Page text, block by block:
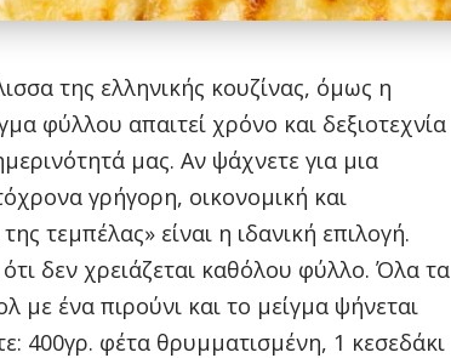
της ελληνικής κουζίνας, όμως η
φύλλου απαιτεί χρόνο και δεξιοτεχνία
μας. Αν ψάχνετε για μια
γρήγορη, οικονομική και
τεμπέλας» είναι η ιδανική επιλογή.
δεν χρειάζεται καθόλου φύλλο. Όλα τα
με ένα πιρούνι και το μείγμα ψήνεται
400γρ. φέτα θρυμματισμένη, 1 κεσεδάκι